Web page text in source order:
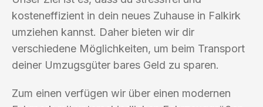
kosteneffizient in dein neues Zuhause in Falkirk
umziehen kannst. Daher bieten wir dir
verschiedene Möglichkeiten, um beim Transport
deiner Umzugsgüter bares Geld zu sparen.
Zum einen verfügen wir über einen modernen